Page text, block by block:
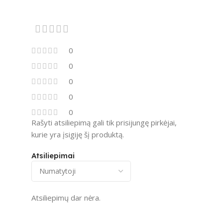
0
0
0
0
0
Atsiliepimai
Atsiliepimų dar nėra.
Rašyti atsiliepimą gali tik prisijungę pirkėjai,
kurie yra įsigiję šį produktą.